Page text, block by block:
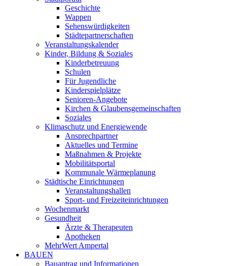
Geschichte
Wappen
Sehenswürdigkeiten
Städtepartnerschaften
Veranstaltungskalender
Kinder, Bildung & Soziales
Kinderbetreuung
Schulen
Für Jugendliche
Kinderspielplätze
Senioren-Angebote
Kirchen & Glaubensgemeinschaften
Soziales
Klimaschutz und Energiewende
Ansprechpartner
Aktuelles und Termine
Maßnahmen & Projekte
Mobilitätsportal
Kommunale Wärmeplanung
Städtische Einrichtungen
Veranstaltungshallen
Sport- und Freizeiteinrichtungen
Wochenmarkt
Gesundheit
Ärzte & Therapeuten
Apotheken
MehrWert Ampertal
BAUEN
Bauantrag und Informationen